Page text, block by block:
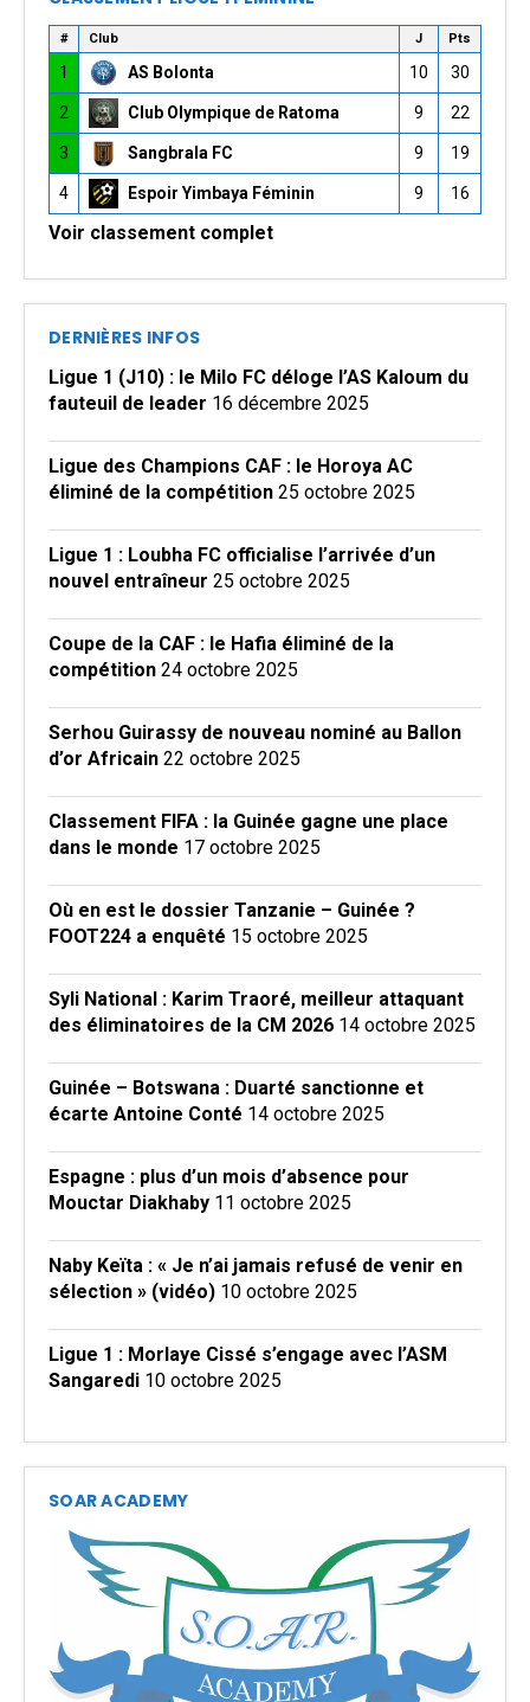
# Club J Pts
1 AS Bolonta 10 30
2 Club Olympique de Ratoma 9 22
3 Sangbrala FC 9 19
4 Espoir Yimbaya Féminin 9 16
Voir classement complet
DERNIÈRES INFOS
Ligue 1 (J10) : le Milo FC déloge l’AS Kaloum du
fauteuil de leader 16 décembre 2025
Ligue des Champions CAF : le Horoya AC
éliminé de la compétition 25 octobre 2025
Ligue 1 : Loubha FC officialise l’arrivée d’un
nouvel entraîneur 25 octobre 2025
Coupe de la CAF : le Hafia éliminé de la
compétition 24 octobre 2025
Serhou Guirassy de nouveau nominé au Ballon
d’or Africain 22 octobre 2025
Classement FIFA : la Guinée gagne une place
dans le monde 17 octobre 2025
Où en est le dossier Tanzanie – Guinée ?
FOOT224 a enquêté 15 octobre 2025
Syli National : Karim Traoré, meilleur attaquant
des éliminatoires de la CM 2026 14 octobre 2025
Guinée – Botswana : Duarté sanctionne et
écarte Antoine Conté 14 octobre 2025
Espagne : plus d’un mois d’absence pour
Mouctar Diakhaby 11 octobre 2025
Naby Keïta : « Je n’ai jamais refusé de venir en
sélection » (vidéo) 10 octobre 2025
Ligue 1 : Morlaye Cissé s’engage avec l’ASM
Sangaredi 10 octobre 2025
SOAR ACADEMY